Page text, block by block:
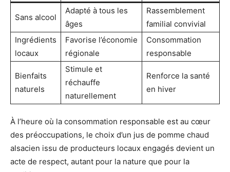
Sans alcool
Adapté à tous les
âges
Rassemblement
familial convivial
Ingrédients
locaux
Favorise l’économie
régionale
Consommation
responsable
Bienfaits
naturels
Stimule et
réchauffe
naturellement
Renforce la santé
en hiver
À l’heure où la consommation responsable est au cœur
des préoccupations, le choix d’un jus de pomme chaud
alsacien issu de producteurs locaux engagés devient un
acte de respect, autant pour la nature que pour la